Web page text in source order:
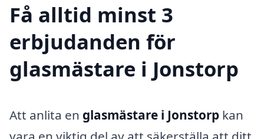
Få alltid minst 3
erbjudanden för
glasmästare i Jonstorp
Att anlita en glasmästare i Jonstorp kan